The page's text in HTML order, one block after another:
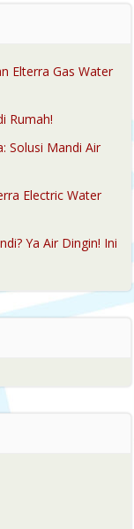
Elterra Gas Water
Rumah!
Solusi Mandi Air
Electric Water
Ya Air Dingin! Ini